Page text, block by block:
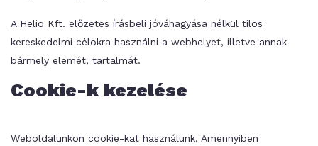
A Helio Kft. előzetes írásbeli jóváhagyása nélkül tilos
kereskedelmi célokra használni a webhelyet, illetve annak
bármely elemét, tartalmát.
Cookie-k kezelése
Weboldalunkon cookie-kat használunk. Amennyiben